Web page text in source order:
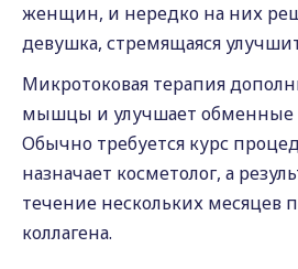
женщин, и нередко на них
девушка, стремящаяся
Микротоковая терапия
мышцы и улучшает обменные
Обычно требуется курс
назначает косметолог, а
течение нескольких месяцев
коллагена.